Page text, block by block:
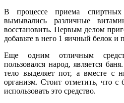
В процессе приема
вымывались различные
восстановить. Первым делом
добавьте в него 1 яичный белок и
Еще одним отличным
пользовался народ, является
тело выделяет пот, а вместе с
организм. Стоит отметить, что
использовать это средство.